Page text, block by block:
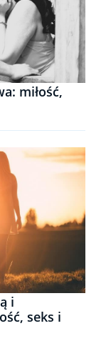
miłość,
i
seks i